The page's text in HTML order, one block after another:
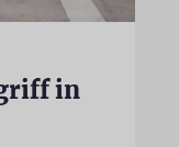
in